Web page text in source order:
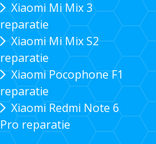
Xiaomi Mi Mix 3
reparatie
Xiaomi Mi Mix S2
reparatie
Xiaomi Pocophone F1
reparatie
Xiaomi Redmi Note 6
Pro reparatie